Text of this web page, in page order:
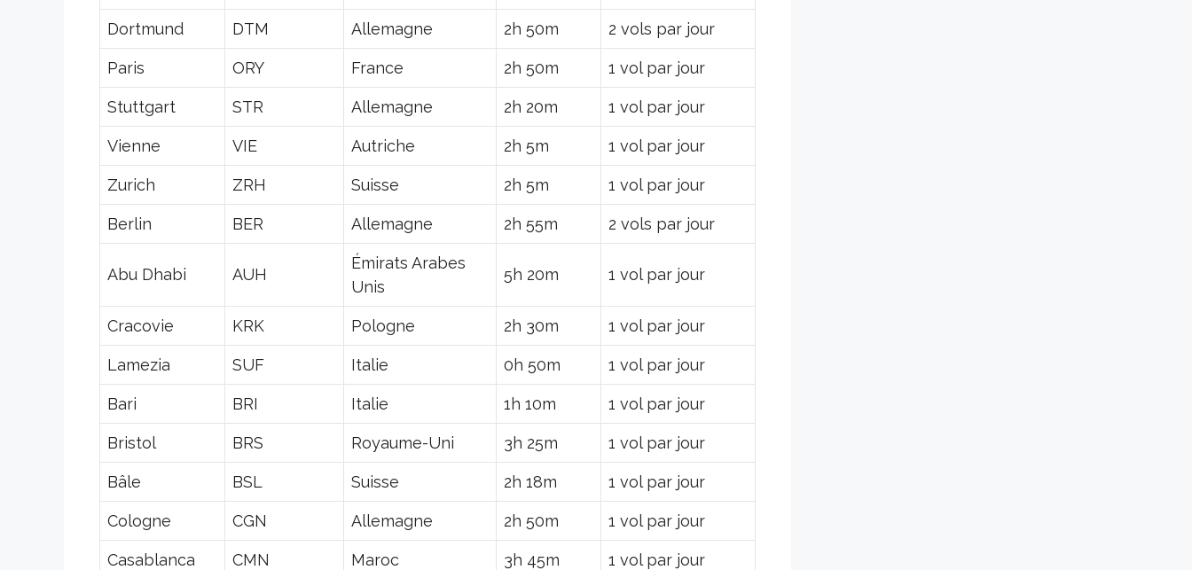
Dortmund DTM Allemagne 2h 50m 2 vols par jour
Paris ORY France 2h 50m 1 vol par jour
Stuttgart STR Allemagne 2h 20m 1 vol par jour
Vienne VIE Autriche 2h 5m 1 vol par jour
Zurich ZRH Suisse 2h 5m 1 vol par jour
Berlin BER Allemagne 2h 55m 2 vols par jour
Abu Dhabi AUH
Émirats Arabes
Unis
5h 20m 1 vol par jour
Cracovie KRK Pologne 2h 30m 1 vol par jour
Lamezia SUF Italie 0h 50m 1 vol par jour
Bari BRI Italie 1h 10m 1 vol par jour
Bristol BRS Royaume-Uni 3h 25m 1 vol par jour
Bâle BSL Suisse 2h 18m 1 vol par jour
Cologne CGN Allemagne 2h 50m 1 vol par jour
Casablanca CMN Maroc 3h 45m 1 vol par jour